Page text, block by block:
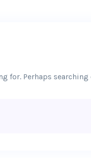
for. Perhaps searching